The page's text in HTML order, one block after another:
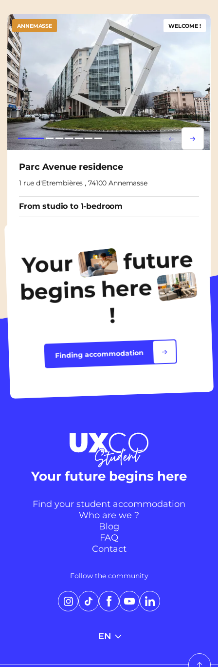
Lorem ipsum
Lorem
ANNEMASSE WELCOME !
Parc Avenue residence
1 rue d'Etrembières , 74100 Annemasse
From studio to 1-bedroom
Discover the accommodation
Your future
begins here
!
Finding accommodation
Your future begins here
Find your student accommodation
Who are we ?
Blog
FAQ
Contact
Follow the community
Instagram
TikTokFacebookYouTubeLinkedIn
EN
bien t’accompagner
de données avec Google